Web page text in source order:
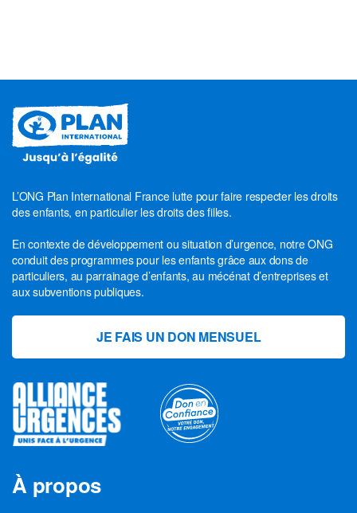
L’ONG Plan International France lutte pour faire respecter les droits
des enfants, en particulier les droits des filles.
En contexte de développement ou situation d’urgence, notre ONG
conduit des programmes pour les enfants grâce aux dons de
particuliers, au parrainage d’enfants, au mécénat d’entreprises et
aux subventions publiques.
JE FAIS UN DON MENSUEL
À propos